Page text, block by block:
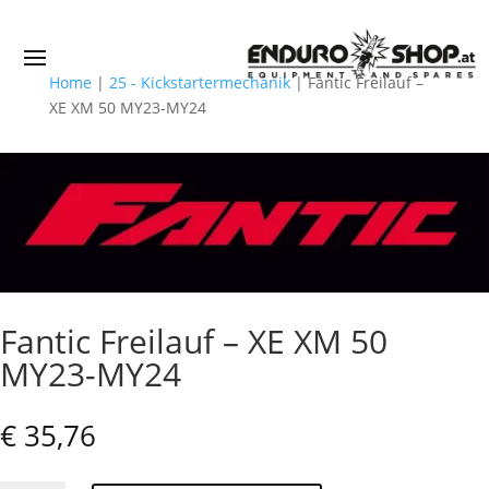
Home | 25 - Kickstartermechanik|Fantic Freilauf –
XE XM 50 MY23-MY24
Fantic Freilauf – XE XM 50
MY23-MY24
€ 35,76